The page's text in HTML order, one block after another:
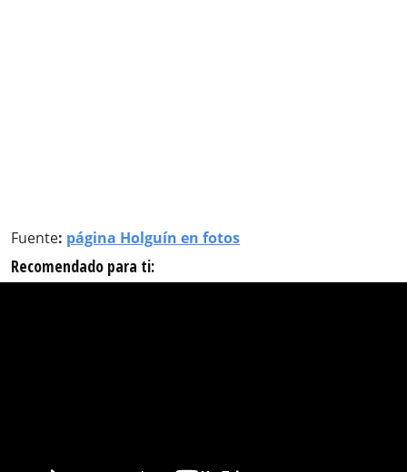
Fuente: página Holguín en fotos
Recomendado para ti: